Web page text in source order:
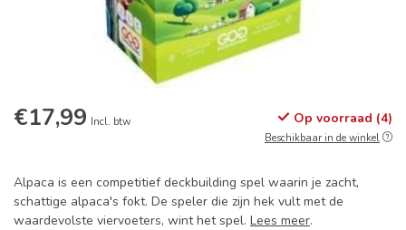
€17,99 Incl. btw Op voorraad (4)
Beschikbaar in de winkel
Alpaca is een competitief deckbuilding spel waarin je zacht,
schattige alpaca's fokt. De speler die zijn hek vult met de
waardevolste viervoeters, wint het spel. Lees meer.